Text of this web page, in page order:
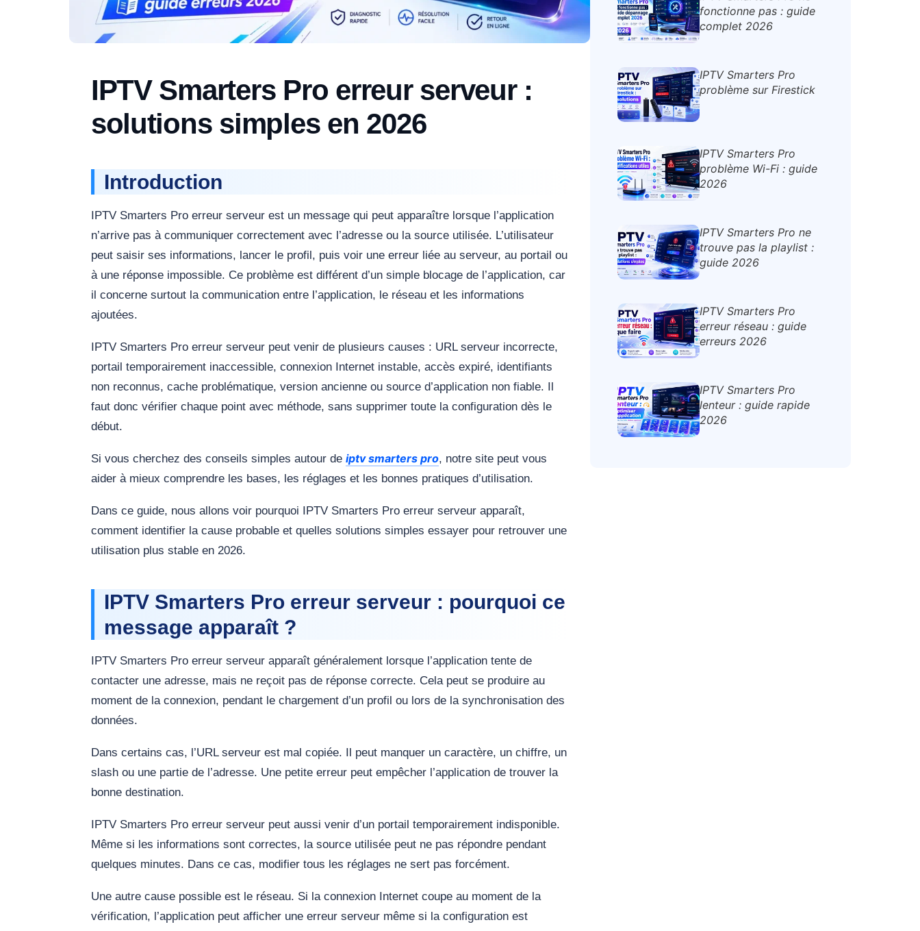
IPTV Smarters Pro erreur serveur :
solutions simples en 2026
Introduction
IPTV Smarters Pro erreur serveur est un message qui peut apparaître lorsque l’application
n’arrive pas à communiquer correctement avec l’adresse ou la source utilisée. L’utilisateur
peut saisir ses informations, lancer le profil, puis voir une erreur liée au serveur, au portail ou
à une réponse impossible. Ce problème est différent d’un simple blocage de l’application, car
il concerne surtout la communication entre l’application, le réseau et les informations
ajoutées.
IPTV Smarters Pro erreur serveur peut venir de plusieurs causes : URL serveur incorrecte,
portail temporairement inaccessible, connexion Internet instable, accès expiré, identifiants
non reconnus, cache problématique, version ancienne ou source d’application non fiable. Il
faut donc vérifier chaque point avec méthode, sans supprimer toute la configuration dès le
début.
Si vous cherchez des conseils simples autour de iptv smarters pro, notre site peut vous
aider à mieux comprendre les bases, les réglages et les bonnes pratiques d’utilisation.
Dans ce guide, nous allons voir pourquoi IPTV Smarters Pro erreur serveur apparaît,
comment identifier la cause probable et quelles solutions simples essayer pour retrouver une
utilisation plus stable en 2026.
IPTV Smarters Pro erreur serveur : pourquoi ce
message apparaît ?
IPTV Smarters Pro erreur serveur apparaît généralement lorsque l’application tente de
contacter une adresse, mais ne reçoit pas de réponse correcte. Cela peut se produire au
moment de la connexion, pendant le chargement d’un profil ou lors de la synchronisation des
données.
Dans certains cas, l’URL serveur est mal copiée. Il peut manquer un caractère, un chiffre, un
slash ou une partie de l’adresse. Une petite erreur peut empêcher l’application de trouver la
bonne destination.
IPTV Smarters Pro erreur serveur peut aussi venir d’un portail temporairement indisponible.
Même si les informations sont correctes, la source utilisée peut ne pas répondre pendant
quelques minutes. Dans ce cas, modifier tous les réglages ne sert pas forcément.
Une autre cause possible est le réseau. Si la connexion Internet coupe au moment de la
vérification, l’application peut afficher une erreur serveur même si la configuration est
fonctionne pas : guide
complet 2026
IPTV Smarters Pro
problème sur Firestick
IPTV Smarters Pro
problème Wi-Fi : guide
2026
IPTV Smarters Pro ne
trouve pas la playlist :
guide 2026
IPTV Smarters Pro
erreur réseau : guide
erreurs 2026
IPTV Smarters Pro
lenteur : guide rapide
2026